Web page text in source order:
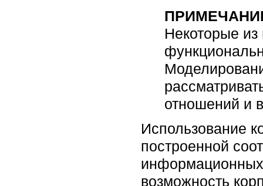
Некоторые из
отношений и
Использование
построенной
возможность